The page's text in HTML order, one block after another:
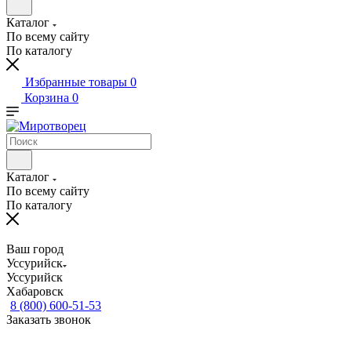
Каталог
По всему сайту
По каталогу
Избранные товары 0
Корзина 0
Каталог
По всему сайту
По каталогу
Ваш город
Уссурийск
Уссурийск
Хабаровск
8 (800) 600-51-53
Заказать звонок